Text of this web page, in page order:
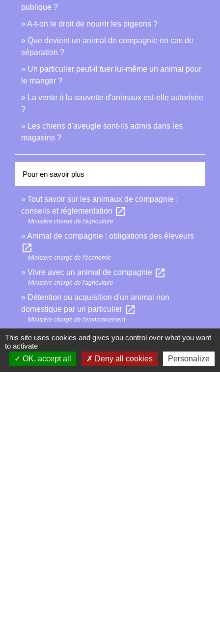
publique ?
A-t-on le droit de nourrir les pigeons ?
Que devient un animal de compagnie en cas de
séparation ?
Un particulier peut-il tuer lui-même un animal pour
le manger ?
La vente à la sauvette d'animaux est-elle autorisée
?
Les chiens d'aveugle sont-ils admis dans les
magasins ?
Pour en savoir plus
Tout savoir sur les animaux de compagnie :
conseils et réglementation open_in_new
Ministère chargé de l'agriculture
Animal de compagnie : obligations des éleveurs
open_in_new
Ministère chargé de l'économie
Vivre avec un animal de compagnie open_in_new
Ministère chargé de l'agriculture
Détention ou acquisition d'un animal non
domestique par un particulier open_in_new
Ministère chargé de l'environnement
This site uses cookies and gives you control over what you want
to activate
OK, accept all
Deny all cookies Personalize